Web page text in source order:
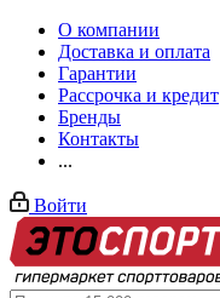
О компании
Доставка и оплата
Гарантии
Рассрочка и кредит
Бренды
Контакты
...
Войти